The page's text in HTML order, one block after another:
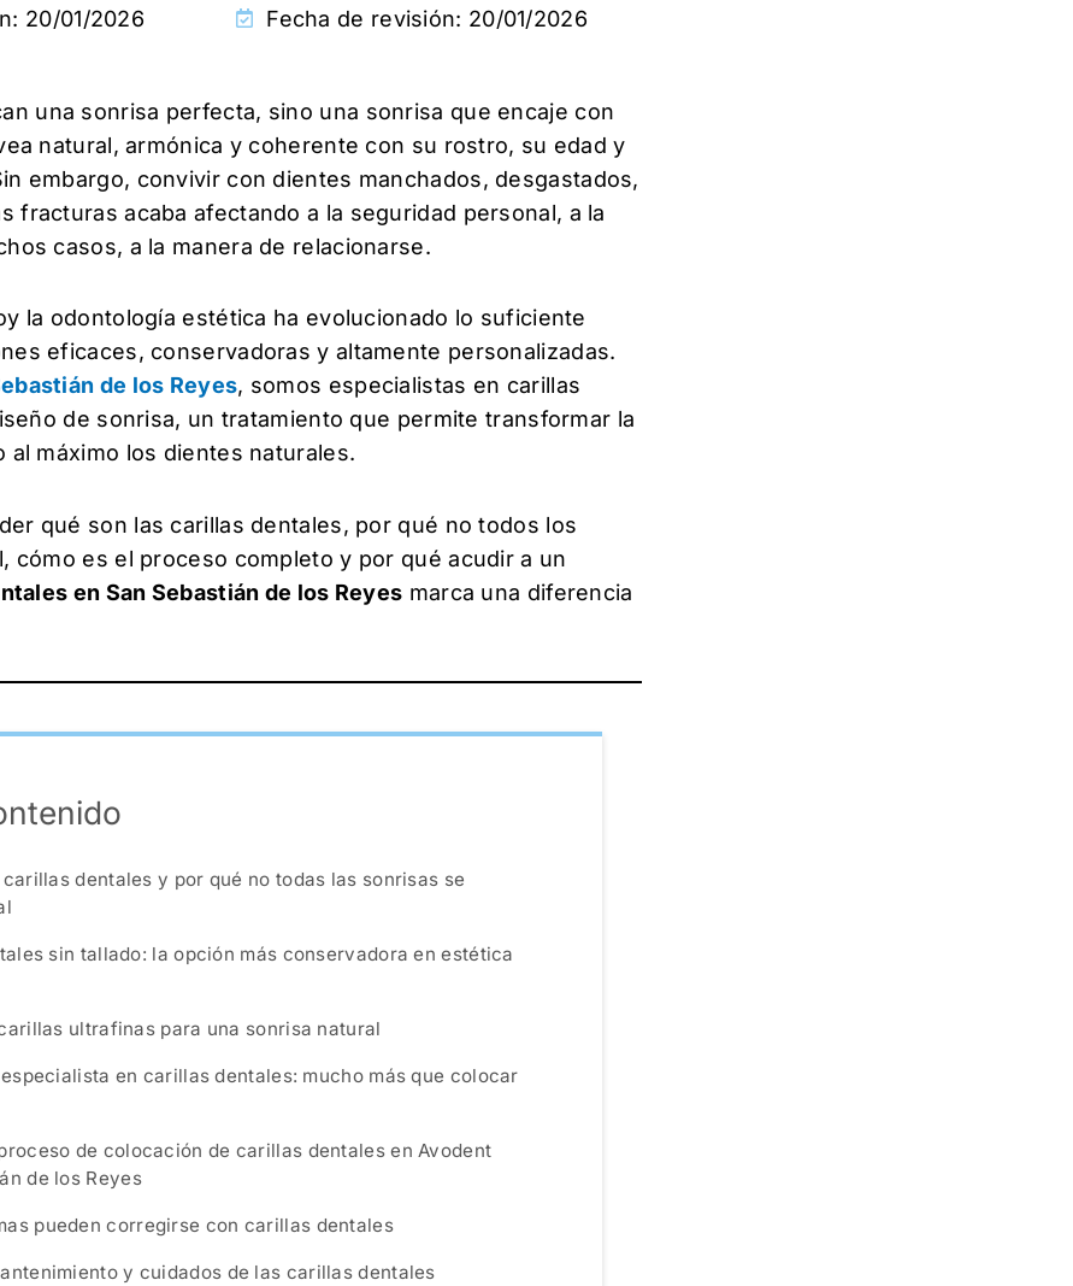
20/01/2026 Fecha de revisión: 20/01/2026
una sonrisa perfecta, sino una sonrisa que encaje con
natural, armónica y coherente con su rostro, su edad y
embargo, convivir con dientes manchados, desgastados,
fracturas acaba afectando a la seguridad personal, a la
casos, a la manera de relacionarse.
la odontología estética ha evolucionado lo suficiente
eficaces, conservadoras y altamente personalizadas.
de los Reyes, somos especialistas en carillas
de sonrisa, un tratamiento que permite transformar la
máximo los dientes naturales.
qué son las carillas dentales, por qué no todos los
cómo es el proceso completo y por qué acudir a un
en San Sebastián de los Reyes marca una diferencia
carillas dentales y por qué no todas las sonrisas se
sin tallado: la opción más conservadora en estética
ultrafinas para una sonrisa natural
en carillas dentales: mucho más que colocar
de colocación de carillas dentales en Avodent
de los Reyes
pueden corregirse con carillas dentales
y cuidados de las carillas dentales